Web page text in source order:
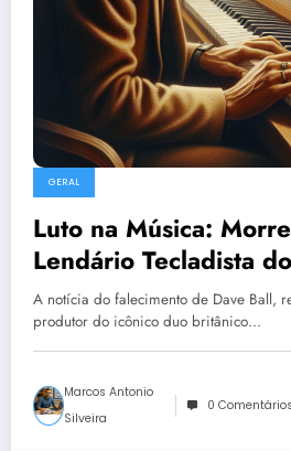
GERAL
Luto na Música:
Lendário Tecladista
66 Anos
A notícia do falecimento de Dave Ball,
produtor do icônico duo britânico…
Marcos Antonio
Silveira
0 Comentários